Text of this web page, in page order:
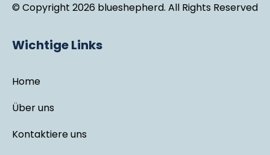
© Copyright 2026 blueshepherd. All Rights Reserved
Wichtige Links
Home
Über uns
Kontaktiere uns